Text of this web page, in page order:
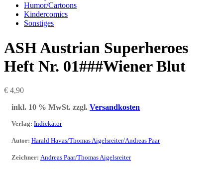
Humor/Cartoons
Kindercomics
Sonstiges
ASH Austrian Superheroes
Heft Nr. 01###Wiener Blut
€ 4,90
inkl. 10 % MwSt. zzgl. Versandkosten
Verlag: Indiekator
Autor: Harald Havas/Thomas Aigelsreiter/Andreas Paar
Zeichner: Andreas Paar/Thomas Aigelsreiter